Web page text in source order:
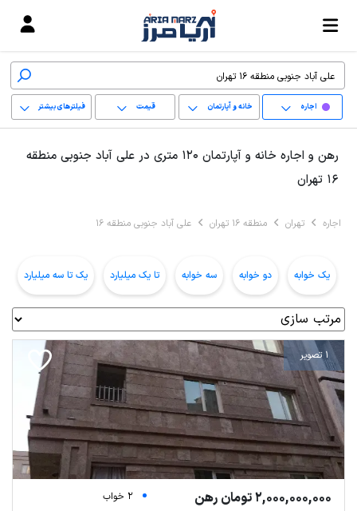
اجاره خانه و آپارتمان قیمت فیلترهای بیشتر
رهن و اجاره خانه و آپارتمان 120 متری در علی آباد جنوبی منطقه
16 تهران
اجاره تهران منطقه 16 تهران علی آباد جنوبی منطقه 16
یک خوابه دو خوابه سه خوابه تا یک میلیارد یک تا سه میلیارد
1 تصویر
2,000,000,000 تومان رهن
2 خواب